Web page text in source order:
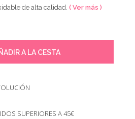
de alta calidad.( Ver más )
A LA CESTA
SUPERIORES A 45€